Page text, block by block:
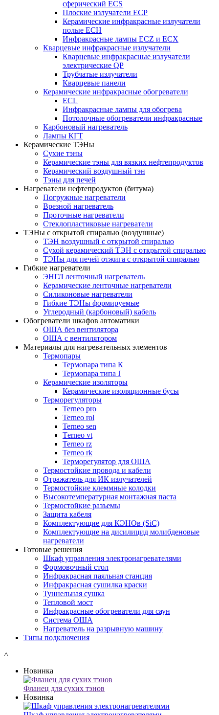
сферический ECS
Плоские излучатели ECP
Керамические инфракрасные излучатели
полые ECH
Инфракрасные лампы ECZ и ECX
Кварцевые инфракрасные излучатели
Кварцевые инфракрасные излучатели
электрические QP
Трубчатые излучатели
Кварцевые панели
Керамические инфракрасные обогреватели
ECL
Инфракрасные лампы для обогрева
Потолочные обогреватели инфракрасные
Карбоновый нагреватель
Лампы КГТ
Керамические ТЭНы
Сухие тэны
Керамические тэны для вязких нефтепродуктов
Керамический воздушный тэн
Тэны для печей
Нагреватели нефтепродуктов (битума)
Погружные нагреватели
Врезной нагреватель
Проточные нагреватели
Стеклопластиковые нагреватели
ТЭНы с открытой спиралью (воздушные)
ТЭН воздушный с открытой спиралью
Сухой керамический ТЭН с открытой спиралью
ТЭНы для печей отжига с открытой спиралью
Гибкие нагреватели
ЭНГЛ ленточный нагреватель
Керамические ленточные нагреватели
Силиконовые нагреватели
Гибкие ТЭНы формируемые
Углеродный (карбоновый) кабель
Обогреватели шкафов автоматики
ОША без вентилятора
ОША с вентилятором
Материалы для нагревательных элементов
Термопары
Термопара типа К
Термопара типа J
Керамические изоляторы
Керамические изоляционные бусы
Терморегуляторы
Terneo pro
Terneo rol
Terneo sen
Тerneo vt
Terneo rz
Terneo rk
Терморегулятор для ОША
Термостойкие провода и кабели
Отражатель для ИК излучателей
Термостойкие клеммные колодки
Высокотемпературная монтажная паста
Термостойкие разъемы
Защита кабеля
Комплектующие для КЭНОв (SiC)
Комплектующие на дисилицид молибденовые
нагреватели
Готовые решения
Шкаф управления электронагревателями
Формовочный стол
Инфракрасная паяльная станция
Инфракрасная сушилка краски
Туннельная сушка
Тепловой мост
Инфракрасные обогреватели для саун
Система ОША
Нагреватель на разрывную машину
Типы подключения
˄
Новинка
Фланец для сухих тэнов
Новинка